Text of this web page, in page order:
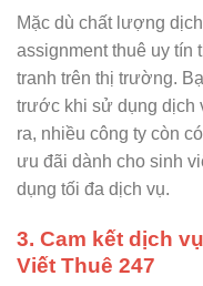
Mặc dù chất lượng
assignment thuê uy
tranh trên thị trường.
trước khi sử dụng dịch
ra, nhiều công ty còn
ưu đãi dành cho sinh
dụng tối đa dịch vụ.
3. Cam kết dịch
Viết Thuê 247